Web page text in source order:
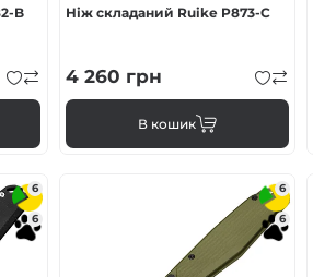
B Ніж складаний Ruike P873-C
4 260 грн
В кошик
6
6
6
6